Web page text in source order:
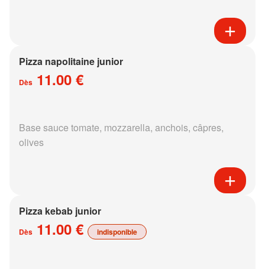
Pizza napolitaine junior
Dès 11.00 €
Base sauce tomate, mozzarella, anchois, câpres,
olives
Pizza kebab junior
Dès 11.00 € indisponible